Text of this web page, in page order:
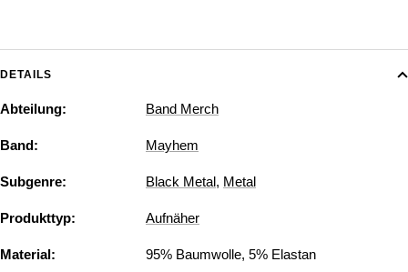
DETAILS
Abteilung: Band Merch
Band: Mayhem
Subgenre: Black Metal, Metal
Produkttyp: Aufnäher
Material: 95% Baumwolle, 5% Elastan